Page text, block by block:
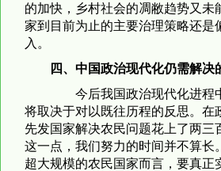
的加快，乡村社会的凋敝趋势又未
家到目前为止的主要治理策略还是
入。
四、中国政治现代化仍需解决
今后我国政治现代化进程
将取决于对以既往历程的反思。在
先发国家解决农民问题花上了两三
这一点，我们努力的时间并不算长
超大规模的农民国家而言，要真正